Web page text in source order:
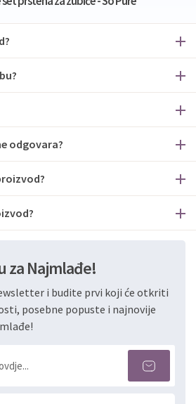
odgovara?
za Najmlađe!
i budite prvi koji će otkriti
posebne popuste i najnovije